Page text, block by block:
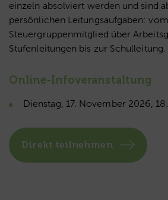
einzeln absolviert werden und sind
persönlichen Leitungsaufgaben: vom
Steuergruppenmitglied über
Stufenleitungen bis zur Schulleitung.
Online-Infoveranstaltung
Dienstag, 17. November 2026,
Direkt teilnehmen